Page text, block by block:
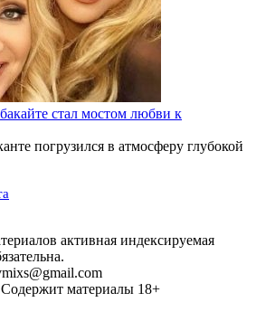
стал мостом любви к
погрузился в атмосферу глубокой
активная индексируемая
материалы 18+